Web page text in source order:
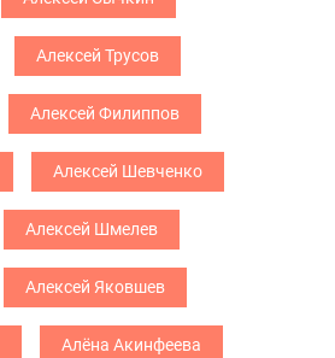
Алексей Трусов
Алексей Филиппов
Алексей Шевченко
Алексей Шмелев
Алексей Яковшев
Алёна Акинфеева